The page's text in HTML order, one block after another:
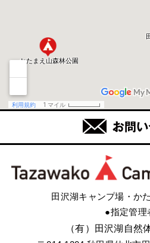
田沢湖キャンプ場・か
●指定管理
（有）田沢湖自然